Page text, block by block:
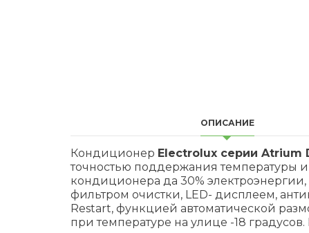
ОПИСАНИЕ
Кондиционер Electrolux серии Atrium
точностью поддержания температуры
кондиционера да 30%
фильтром очистки, LED- дисплеем,
Restart, функцией автоматической
при температуре на улице -18